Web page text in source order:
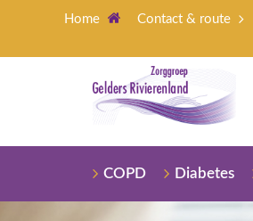
Home Contact & route
COPD Diabetes